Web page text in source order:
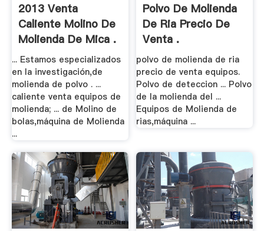
2013 Venta
Caliente Molino De
Molienda De Mica .
... Estamos especializados
en la investigación,de
molienda de polvo . ...
caliente venta equipos de
molienda; ... de Molino de
bolas,máquina de Molienda
...
Polvo De Molienda
De Ria Precio De
Venta .
polvo de molienda de ria
precio de venta equipos.
Polvo de deteccion ... Polvo
de la molienda del ...
Equipos de Molienda de
rias,máquina ...